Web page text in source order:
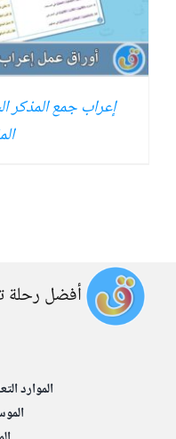
إعراب جمع المذكر
أفضل رحلة
الموارد